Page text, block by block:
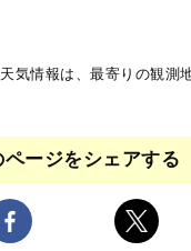
気情報は、最寄りの観測
ページをシェアする